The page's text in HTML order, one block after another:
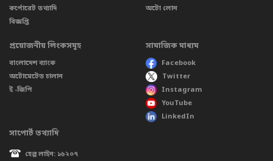
কর্পোরেট তথ্যাদি
বিজ্ঞপ্তি
অটো লোন
প্রয়োজনীয় লিংকসমূহ
বাংলাদেশ ব্যাংক
অটোমেটেড চালান
ই -জিপি
সামাজিক মাধ্যম
Facebook
Twitter
Instagram
YouTube
LinkedIn
সাপোর্ট তথ্যাদি
হেল্প লাইন: ১৬২০৭